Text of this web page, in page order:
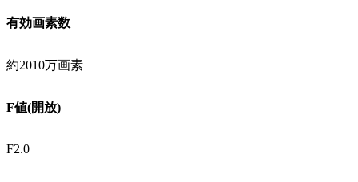
有効画素数
約2010万画素
F値(開放)
F2.0